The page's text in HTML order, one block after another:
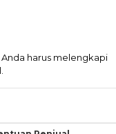
harus melengkapi